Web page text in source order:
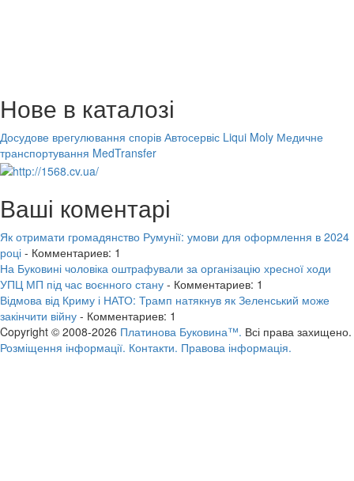
Нове в каталозі
Досудове врегулювання спорів Автосервіс Liqui Moly Медичне
транспортування MedTransfer
Ваші коментарі
Як отримати громадянство Румунії: умови для оформлення в 2024
році - Комментариев: 1
На Буковині чоловіка оштрафували за організацію хресної ходи
УПЦ МП під час воєнного стану - Комментариев: 1
Відмова від Криму і НАТО: Трамп натякнув як Зеленський може
закінчити війну - Комментариев: 1
Copyright © 2008-2026 Платинова Буковина™. Всі права захищено.
Розміщення інформації. Контакти. Правова інформація.